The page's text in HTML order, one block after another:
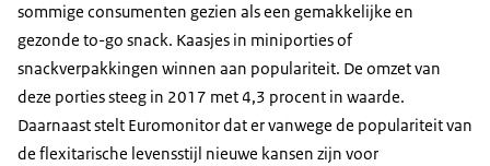
sommige consumenten gezien als een gemakkelijke en
gezonde to-go snack. Kaasjes in miniporties of
snackverpakkingen winnen aan populariteit. De omzet van
deze porties steeg in 2017 met 4,3 procent in waarde.
Daarnaast stelt Euromonitor dat er vanwege de populariteit van
de flexitarische levensstijl nieuwe kansen zijn voor